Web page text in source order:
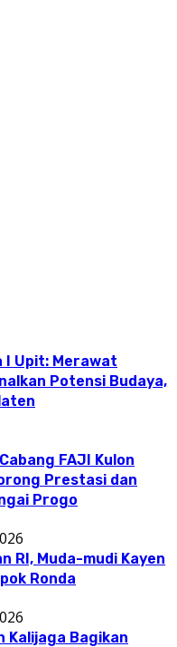
I Upit: Merawat
Potensi Budaya,
FAJI Kulon
Prestasi dan
Progo
RI, Muda-mudi Kayen
Ronda
Kalijaga Bagikan